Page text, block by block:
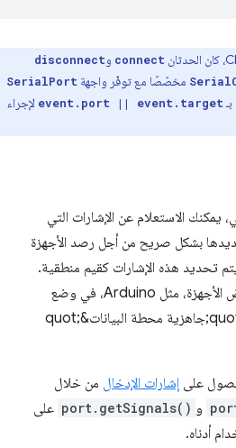
connect وdisconnect
مخصّصًا مع توفّر واجهة SerialPort
event.port || event.target لإجراء
يمكنك الاستعلام عن الإشارات التي
بشكل صريح من أجل رصد الأجهزة
تحديد هذه الإشارات كقيم منطقية.
على سبيل المثال، ستدخل بعض الأجهزة، مثل Arduino، في وضع
البرمجة إذا تم تبديل إشارة &quot;جاهزية محطة البيانات&quot;
على إشارات الإدخال من خلال
و port.getSignals() على
أدناه.